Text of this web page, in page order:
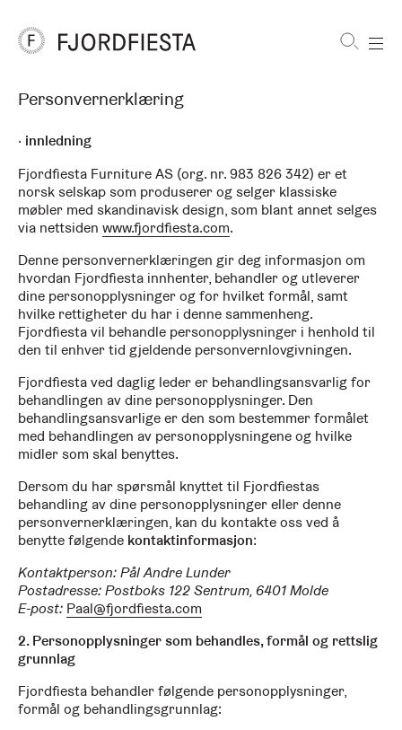
FjordFiesta
Personvernerklæring
innledning
Fjordfiesta Furniture AS (org. nr. 983 826 342) er et
norsk selskap som produserer og selger klassiske
møbler med skandinavisk design, som blant annet selges
via nettsiden www.fjordfiesta.com.
Denne personvernerklæringen gir deg informasjon om
hvordan Fjordfiesta innhenter, behandler og utleverer
dine personopplysninger og for hvilket formål, samt
hvilke rettigheter du har i denne sammenheng.
Fjordfiesta vil behandle personopplysninger i henhold til
den til enhver tid gjeldende personvernlovgivningen.
Fjordfiesta ved daglig leder er behandlingsansvarlig for
behandlingen av dine personopplysninger. Den
behandlingsansvarlige er den som bestemmer formålet
med behandlingen av personopplysningene og hvilke
midler som skal benyttes.
Dersom du har spørsmål knyttet til Fjordfiestas
behandling av dine personopplysninger eller denne
personvernerklæringen, kan du kontakte oss ved å
benytte følgende kontaktinformasjon:
Kontaktperson:Pål Andre Lunder
Postadresse:Postboks 122 Sentrum, 6401 Molde
E-post: Paal@fjordfiesta.com
2. Personopplysninger som behandles, formål og rettslig
grunnlag
Fjordfiesta behandler følgende personopplysninger,
formål og behandlingsgrunnlag: